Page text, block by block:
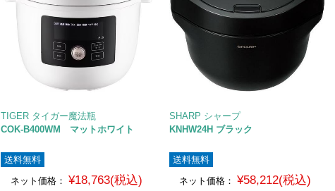
TIGER タイガー魔法瓶
COK-B400WM マットホワイト
送料無料
ネット価格：
¥18,763(税込)
SHARP シャープ
KNHW24H ブラック
送料無料
ネット価格：
¥58,212(税込)